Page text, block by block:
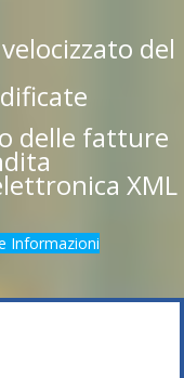
del
delle fatture
XML
Informazioni